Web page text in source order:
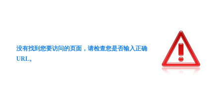
没有找到您要访问的页面，请检查您是否输入正确
URL。